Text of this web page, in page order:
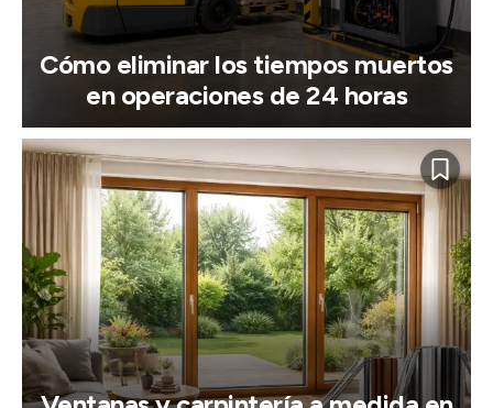
Cómo eliminar los tiempos muertos
en operaciones de 24 horas